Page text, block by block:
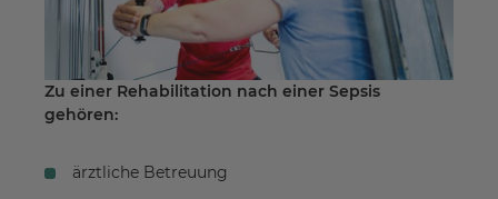
Zu einer Rehabilitation nach einer Sepsis
gehören:
ärztliche Betreuung